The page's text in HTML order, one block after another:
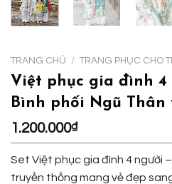
TRANG CHỦ / TRANG PHỤC CHO
Việt phục gia đình 4
Bình phối Ngũ
1.200.000₫
Set Việt phục gia đình 4 người
truyền thống mang vẻ đẹp